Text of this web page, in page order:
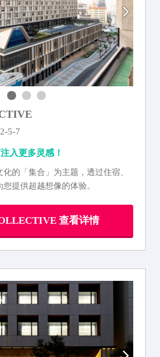
5-7
入更多灵感！
的「集合」为主题，透过住宿、
提供超越想像的体验。
查看详情